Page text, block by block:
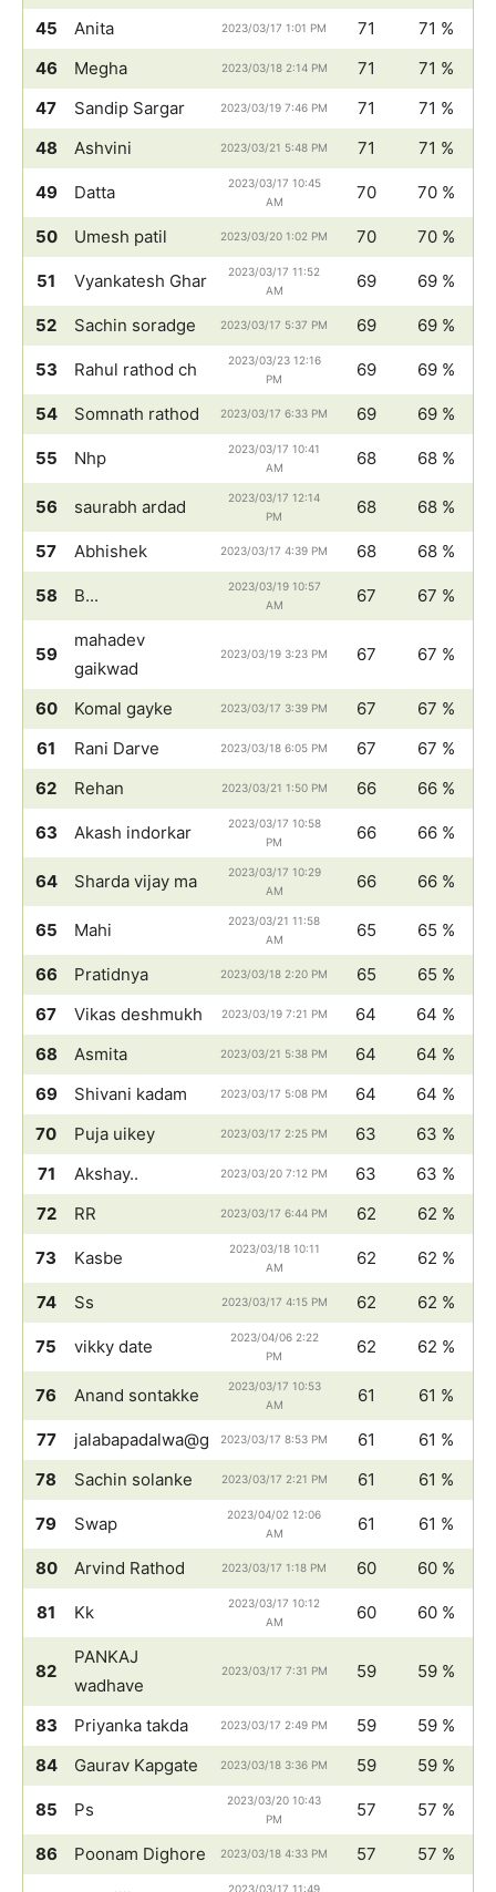
45
Anita 2023/03/17 1:01 PM 71
71 %
46
Megha 2023/03/18 2:14 PM 71
71 %
47
Sandip Sargar 2023/03/19 7:46 PM 71
71 %
48
Ashvini 2023/03/21 5:48 PM 71 71 %
49 Datta
2023/03/17 10:45
AM
70 70 %
50 Umesh patil 2023/03/20 1:02 PM 70 70 %
51 Vyankatesh Ghar
2023/03/17 11:52
AM
69 69 %
52 Sachin soradge 2023/03/17 5:37 PM 69 69 %
53 Rahul rathod ch
2023/03/23 12:16
PM
69 69 %
54 Somnath rathod 2023/03/17 6:33 PM 69 69 %
55 Nhp
2023/03/17 10:41
AM
68 68 %
56 saurabh ardad
2023/03/17 12:14
PM
68 68 %
57 Abhishek 2023/03/17 4:39 PM 68 68 %
58 B...
2023/03/19 10:57
AM
67 67 %
59
mahadev
gaikwad
2023/03/19 3:23 PM 67 67 %
60 Komal gayke 2023/03/17 3:39 PM 67
67 %
61
Rani Darve 2023/03/18 6:05 PM 67
67 %
62
Rehan 2023/03/21 1:50 PM 66 66 %
63 Akash indorkar
2023/03/17 10:58
PM
66 66 %
64 Sharda vijay ma
2023/03/17 10:29
AM
66 66 %
65 Mahi
2023/03/21 11:58
AM
65 65 %
66 Pratidnya 2023/03/18 2:20 PM 65
65 %
67
Vikas deshmukh 2023/03/19 7:21 PM 64
64 %
68
Asmita 2023/03/21 5:38 PM 64
64 %
69
Shivani kadam 2023/03/17 5:08 PM 64
64 %
70
Puja uikey 2023/03/17 2:25 PM 63
63 %
71
Akshay.. 2023/03/20 7:12 PM 63
63 %
72
RR 2023/03/17 6:44 PM 62 62 %
73 Kasbe
2023/03/18 10:11
AM
62 62 %
74 Ss 2023/03/17 4:15 PM 62 62 %
75 vikky date
2023/04/06 2:22
PM
62 62 %
76 Anand sontakke
2023/03/17 10:53
AM
61 61 %
77 jalabapadalwa@g 2023/03/17 8:53 PM 61
61 %
78
Sachin solanke 2023/03/17 2:21 PM 61 61 %
79 Swap
2023/04/02 12:06
AM
61 61 %
80 Arvind Rathod 2023/03/17 1:18 PM 60 60 %
81 Kk
2023/03/17 10:12
AM
60 60 %
82
PANKAJ
wadhave
2023/03/17 7:31 PM 59 59 %
83 Priyanka takda 2023/03/17 2:49 PM 59
59 %
84
Gaurav Kapgate 2023/03/18 3:36 PM 59 59 %
85 Ps
2023/03/20 10:43
PM
57 57 %
86 Poonam Dighore 2023/03/18 4:33 PM 57 57 %
2023/03/17 11:49